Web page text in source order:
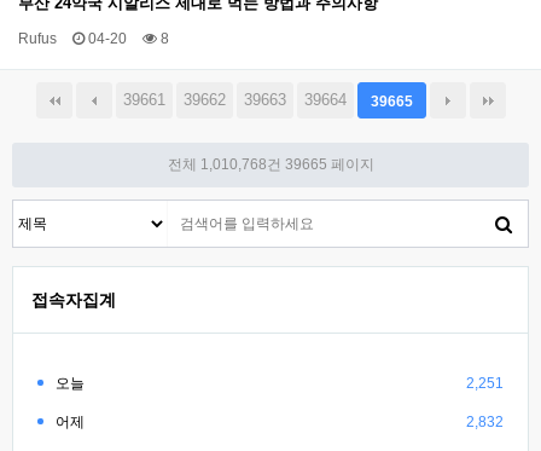
Rufus 04-20 8
39661 39662 39663 39664 39665
전체 1,010,768건 39665 페이지
접속자집계
오늘 2,251
어제 2,832